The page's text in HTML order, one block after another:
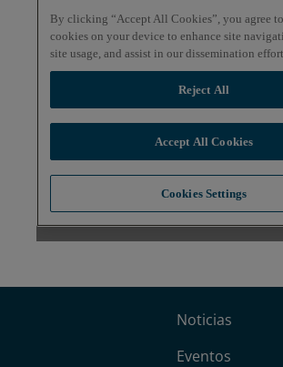
Noticias
Eventos